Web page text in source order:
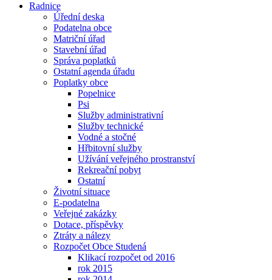
Radnice
Úřední deska
Podatelna obce
Matriční úřad
Stavební úřad
Správa poplatků
Ostatní agenda úřadu
Poplatky obce
Popelnice
Psi
Služby administrativní
Služby technické
Vodné a stočné
Hřbitovní služby
Užívání veřejného prostranství
Rekreační pobyt
Ostatní
Životní situace
E-podatelna
Veřejné zakázky
Dotace, příspěvky
Ztráty a nálezy
Rozpočet Obce Studená
Klikací rozpočet od 2016
rok 2015